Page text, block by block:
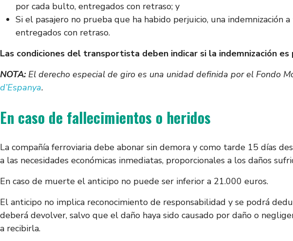
por cada bulto, entregados con retraso; y
Si el pasajero no prueba que ha habido perjuicio, una
entregados con retraso.
Las condiciones del transportista deben indicar si la indemnización es
NOTA: El derecho especial de giro es una unidad definida por el Fondo
d’Espanya.
En caso de fallecimientos o heridos
La compañía ferroviaria debe abonar sin demora y como tarde 15 días
a las necesidades económicas inmediatas, proporcionales a los daños
En caso de muerte el anticipo no puede ser inferior a 21.000 euros.
El anticipo no implica reconocimiento de responsabilidad y se podrá
deberá devolver, salvo que el daño haya sido causado por daño o
a recibirla.